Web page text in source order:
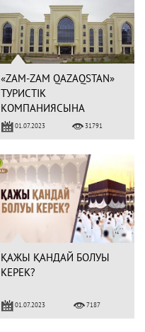
«ZAM-ZAM QAZAQSTAN»
ТУРИСТІК
КОМПАНИЯСЫНА
ҚАТЫСТЫ МӘЛІМДЕМЕ
01.07.2023 31791
ҚАЖЫ ҚАНДАЙ БОЛУЫ
КЕРЕК?
01.07.2023 7187